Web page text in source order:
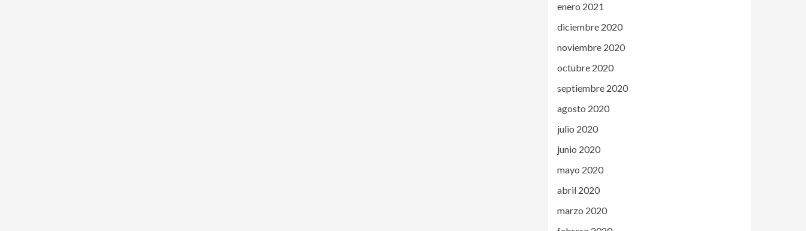
enero 2021
diciembre 2020
noviembre 2020
octubre 2020
septiembre 2020
agosto 2020
julio 2020
junio 2020
mayo 2020
abril 2020
marzo 2020